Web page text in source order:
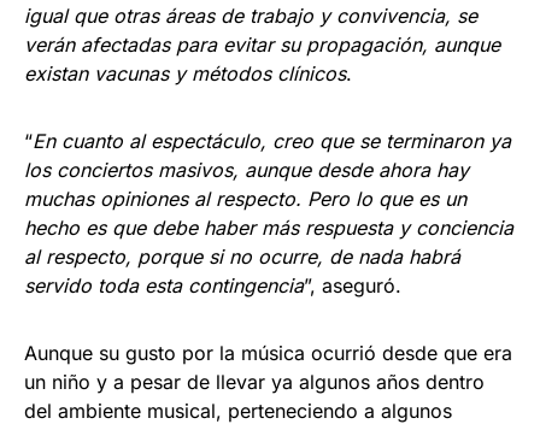
igual que otras áreas de trabajo y convivencia, se
verán afectadas para evitar su propagación, aunque
existan vacunas y métodos clínicos.
“En cuanto al espectáculo, creo que se terminaron ya
los conciertos masivos, aunque desde ahora hay
muchas opiniones al respecto. Pero lo que es un
hecho es que debe haber más respuesta y conciencia
al respecto, porque si no ocurre, de nada habrá
servido toda esta contingencia”, aseguró.
Aunque su gusto por la música ocurrió desde que era
un niño y a pesar de llevar ya algunos años dentro
del ambiente musical, perteneciendo a algunos